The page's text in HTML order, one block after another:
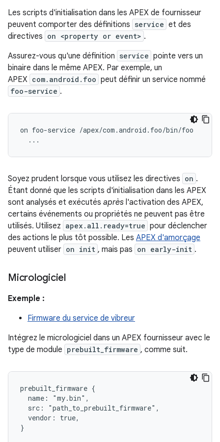
Les scripts d'initialisation dans les APEX de fournisseur
peuvent comporter des définitions service et des
directives on <property or event> .
Assurez-vous qu'une définition service pointe vers un
binaire dans le même APEX. Par exemple, un
APEX com.android.foo peut définir un service nommé
foo-service .
on foo-service /apex/com.android.foo/bin/foo
Soyez prudent lorsque vous utilisez les directives on .
Étant donné que les scripts d'initialisation dans les APEX
sont analysés et exécutés après l'activation des APEX,
certains événements ou propriétés ne peuvent pas être
utilisés. Utilisez apex.all.ready=true pour déclencher
des actions le plus tôt possible. Les APEX d'amorçage
peuvent utiliser on init , mais pas on early-init .
Micrologiciel
Exemple :
Firmware du service de vibreur
Intégrez le micrologiciel dans un APEX fournisseur avec le
type de module prebuilt_firmware , comme suit.
prebuilt_firmware {
  name: "my.bin",
  src: "path_to_prebuilt_firmware",
  vendor: true,
}